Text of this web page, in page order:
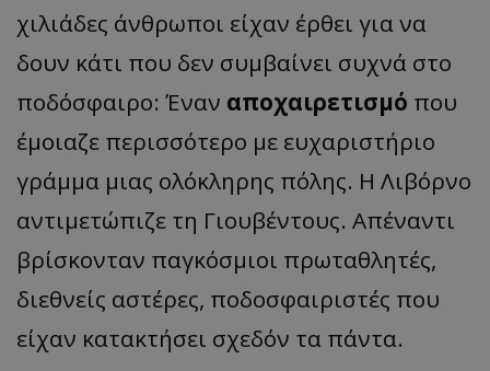
χιλιάδες άνθρωποι είχαν έρθει για να
δουν κάτι που δεν συμβαίνει συχνά στο
ποδόσφαιρο: Έναν αποχαιρετισμό που
έμοιαζε περισσότερο με ευχαριστήριο
γράμμα μιας ολόκληρης πόλης. Η Λιβόρνο
αντιμετώπιζε τη Γιουβέντους. Απέναντι
βρίσκονταν παγκόσμιοι πρωταθλητές,
διεθνείς αστέρες, ποδοσφαιριστές που
είχαν κατακτήσει σχεδόν τα πάντα.